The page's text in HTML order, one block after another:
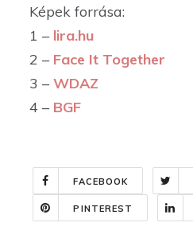
Képek forrása:
1 – lira.hu
2 – Face It Together
3 –WDAZ
4 – BGF
FACEBOOK
PINTEREST